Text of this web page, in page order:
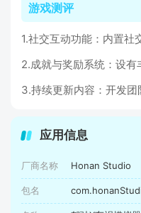
游戏测评
1.社交互动功能：内置社
2.成就与奖励系统：设有
3.持续更新内容：开发团
应用信息
厂商名称 Honan Studio
包名